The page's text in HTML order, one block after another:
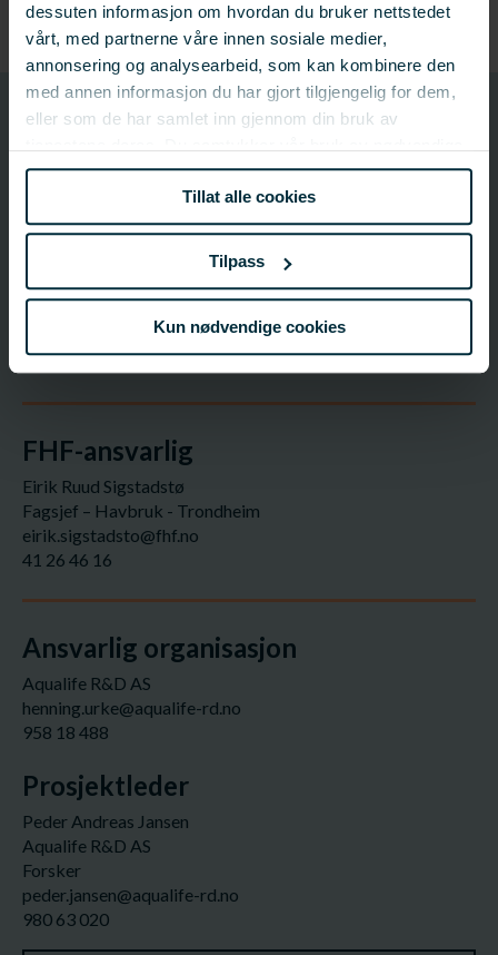
dessuten informasjon om hvordan du bruker nettstedet
vårt, med partnerne våre innen sosiale medier,
annonsering og analysearbeid, som kan kombinere den
med annen informasjon du har gjort tilgjengelig for dem,
eller som de har samlet inn gjennom din bruk av
informasjonskapsler ved å bruke nettstedet vårt.
Tillat alle cookies
Tilpass
Kun nødvendige cookies
902021
Prosjektinformasjon
Prosjektnummer: 902021
Status:Pågår
Sluttdato: 30.09.2027
Fagfelt:Havbruk;Fiskehelse og fiskevelferd
FHF-ansvarlig
Eirik Ruud Sigstadstø
Fagsjef – Havbruk - Trondheim
eirik.sigstadsto@fhf.no
41 26 46 16
Ansvarlig organisasjon
Aqualife R&D AS
henning.urke@aqualife-rd.no
958 18 488
Prosjektleder
Peder Andreas Jansen
Aqualife R&D AS
Forsker
peder.jansen@aqualife-rd.no
980 63 020